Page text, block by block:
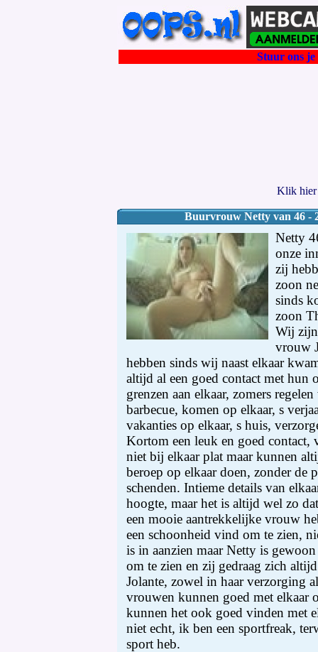
Stuur ons
Klik hier
Buurvrouw Netty van 46 -
Netty
onze
zij
zoon
sinds
zoon
Wij
vrouw
hebben sinds wij naast elkaar
altijd al een goed contact met hun
grenzen aan elkaar, zomers
barbecue, komen op elkaar, s
vakanties op elkaar, s huis,
Kortom een leuk en goed contact,
niet bij elkaar plat maar kunnen
beroep op elkaar doen, zonder de
schenden. Intieme details van
hoogte, maar het is altijd wel zo
een mooie aantrekkelijke vrouw
een schoonheid vind om te zien,
is in aanzien maar Netty is
om te zien en zij gedraag zich
Jolante, zowel in haar verzorging
vrouwen kunnen goed met elkaar
kunnen het ook goed vinden met
niet echt, ik ben een sportfreak,
sport heb.